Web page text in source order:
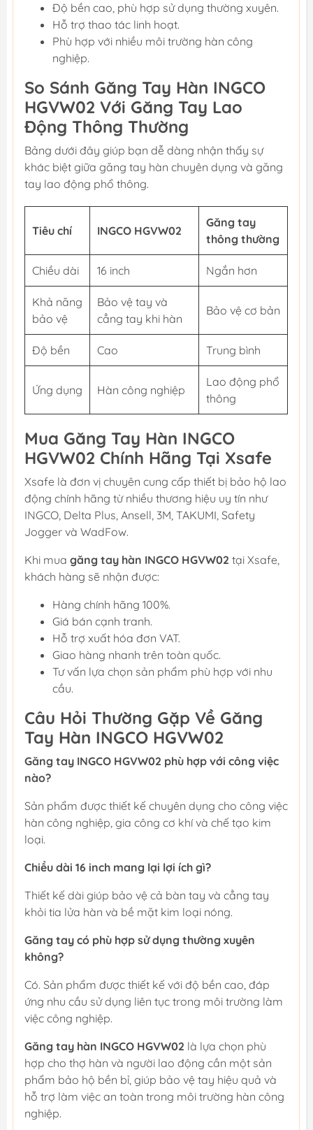
Độ bền cao, phù hợp sử dụng thường xuyên.
Hỗ trợ thao tác linh hoạt.
Phù hợp với nhiều môi trường hàn công
nghiệp.
So Sánh Găng Tay Hàn INGCO
HGVW02 Với Găng Tay Lao
Động Thông Thường
Bảng dưới đây giúp bạn dễ dàng nhận thấy sự
khác biệt giữa găng tay hàn chuyên dụng và găng
tay lao động phổ thông.
Tiêu chí INGCO HGVW02
Găng tay
thông thường
Chiều dài 16 inch Ngắn hơn
Khả năng
bảo vệ
Bảo vệ tay và
cẳng tay khi hàn
Bảo vệ cơ bản
Độ bền Cao Trung bình
Ứng dụng Hàn công nghiệp
Lao động phổ
thông
Mua Găng Tay Hàn INGCO
HGVW02 Chính Hãng Tại Xsafe
Xsafe là đơn vị chuyên cung cấp thiết bị bảo hộ lao
động chính hãng từ nhiều thương hiệu uy tín như
INGCO, Delta Plus, Ansell, 3M, TAKUMI, Safety
Jogger và WadFow.
Khi mua găng tay hàn INGCO HGVW02 tại Xsafe,
khách hàng sẽ nhận được:
Hàng chính hãng 100%.
Giá bán cạnh tranh.
Hỗ trợ xuất hóa đơn VAT.
Giao hàng nhanh trên toàn quốc.
Tư vấn lựa chọn sản phẩm phù hợp với nhu
cầu.
Câu Hỏi Thường Gặp Về Găng
Tay Hàn INGCO HGVW02
Găng tay INGCO HGVW02 phù hợp với công việc
nào?
Sản phẩm được thiết kế chuyên dụng cho công việc
hàn công nghiệp, gia công cơ khí và chế tạo kim
loại.
Chiều dài 16 inch mang lại lợi ích gì?
Thiết kế dài giúp bảo vệ cả bàn tay và cẳng tay
khỏi tia lửa hàn và bề mặt kim loại nóng.
Găng tay có phù hợp sử dụng thường xuyên
không?
Có. Sản phẩm được thiết kế với độ bền cao, đáp
ứng nhu cầu sử dụng liên tục trong môi trường làm
việc công nghiệp.
Găng tay hàn INGCO HGVW02 là lựa chọn phù
hợp cho thợ hàn và người lao động cần một sản
phẩm bảo hộ bền bỉ, giúp bảo vệ tay hiệu quả và
hỗ trợ làm việc an toàn trong môi trường hàn công
nghiệp.